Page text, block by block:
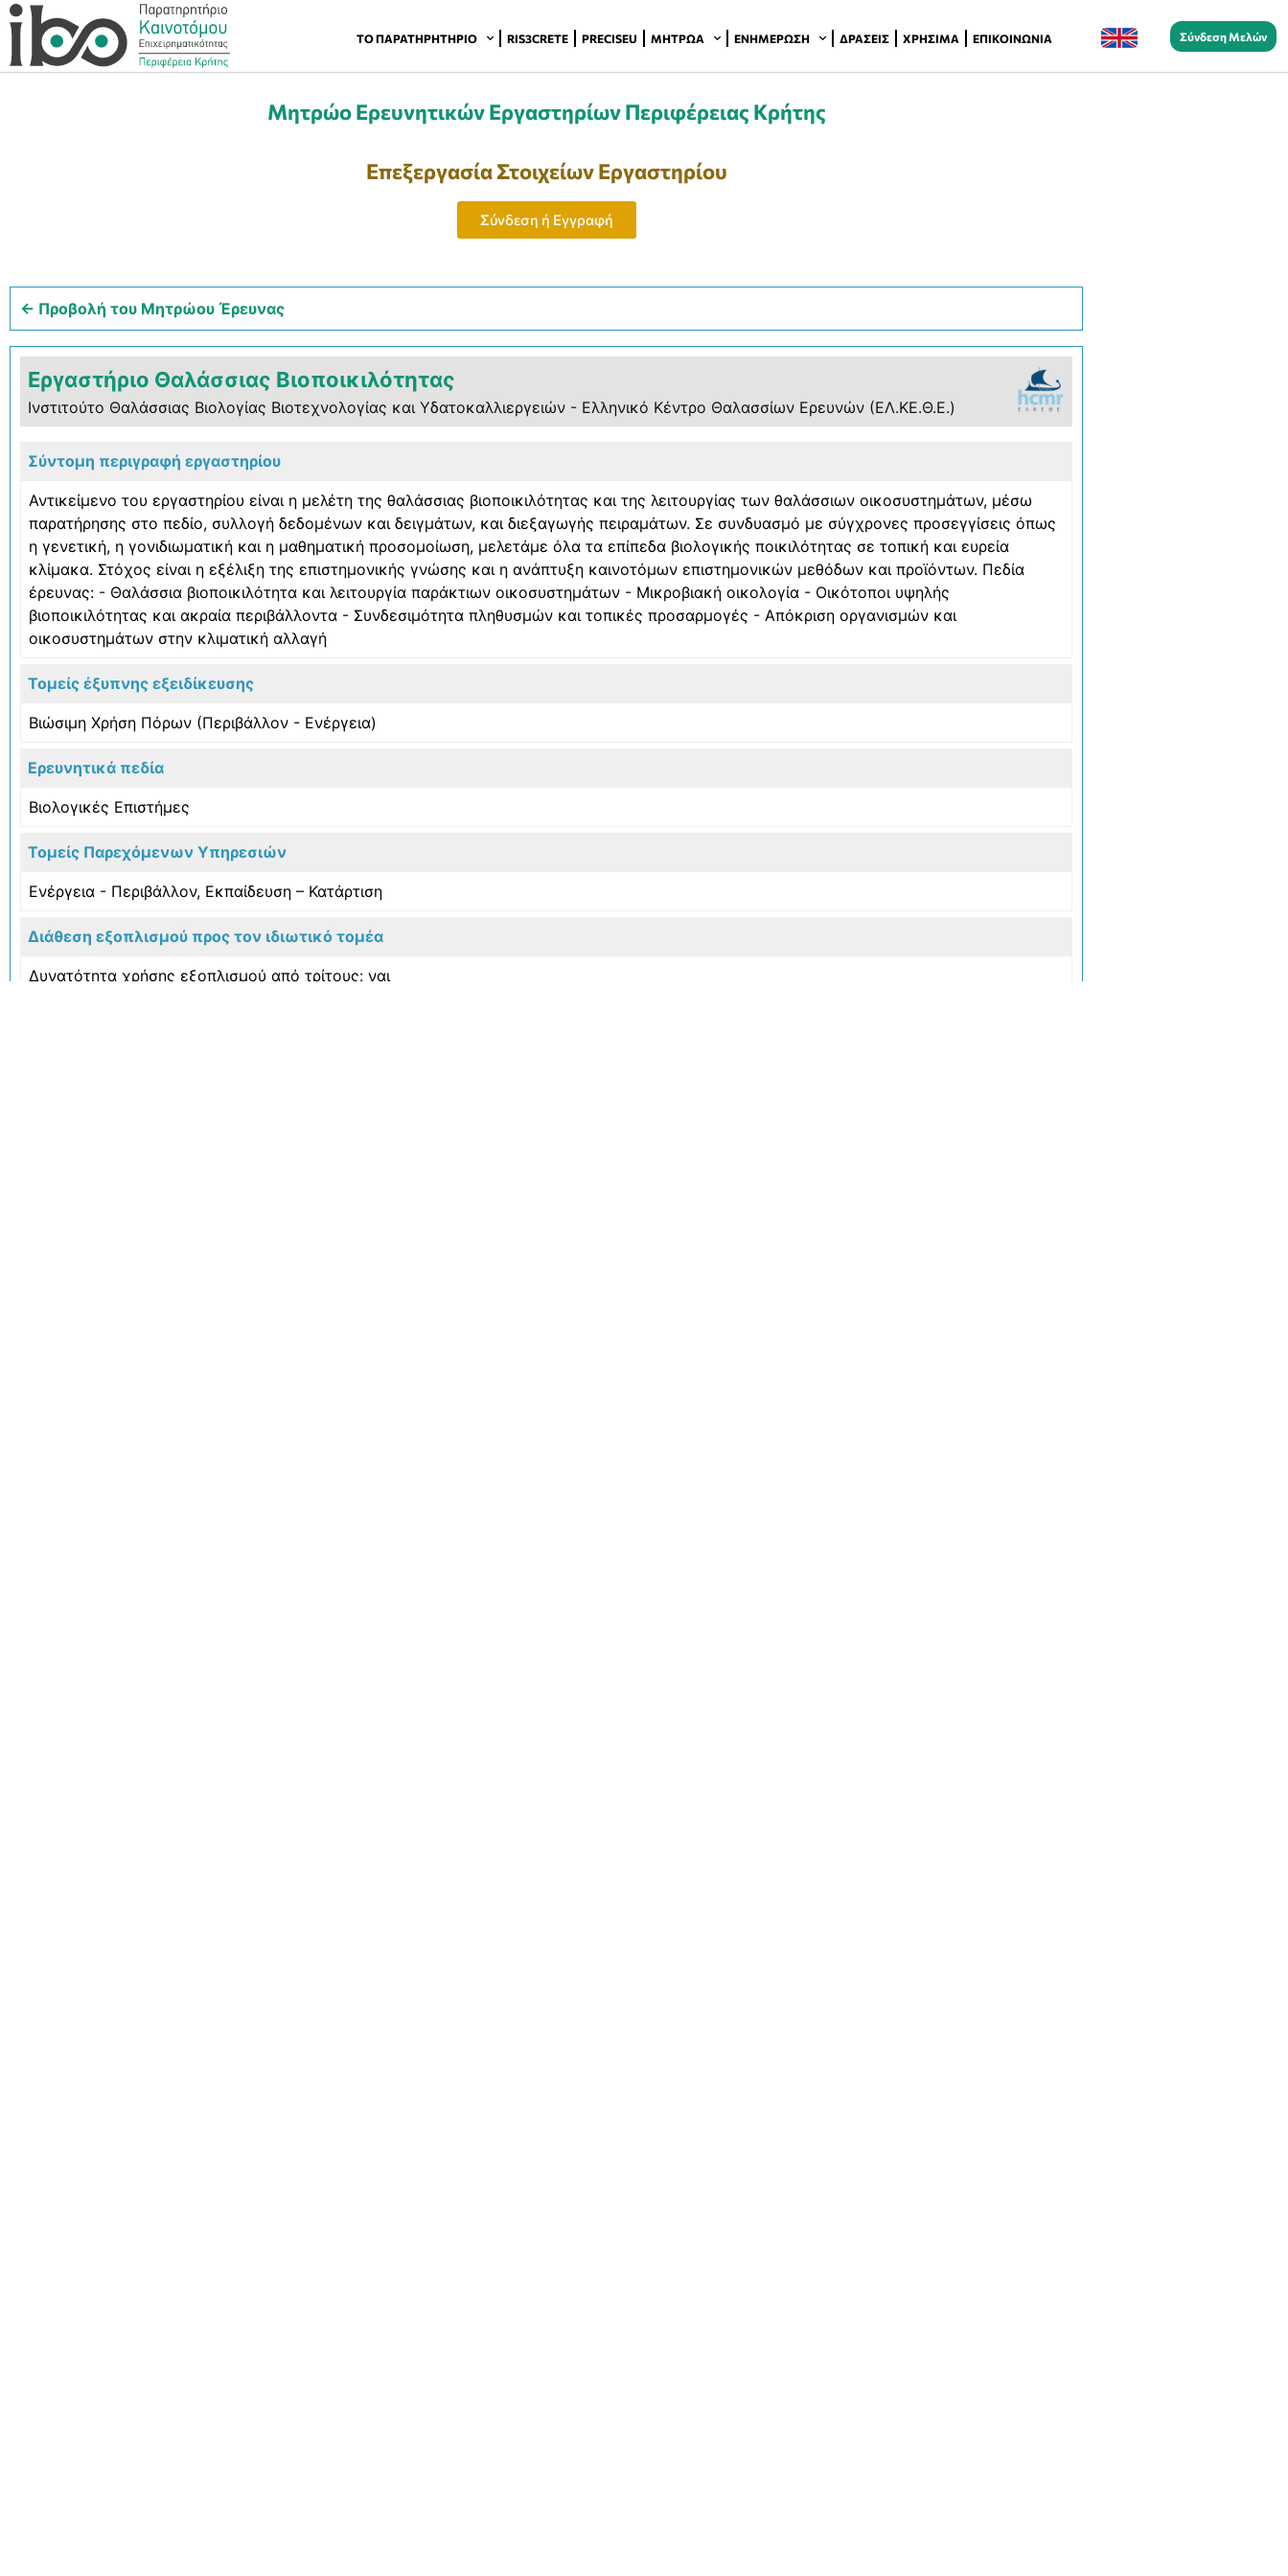
ΤΟ ΠΑΡΑΤΗΡΗΤΉΡΙΟ RIS3CRETE PRECISEU ΜΗΤΡΏΑ ΕΝΗΜΈΡΩΣΗ ΔΡΆΣΕΙΣ ΧΡΉΣΙΜΑ ΕΠΙΚΟΙΝΩΝΊΑ Σύνδεση Μελών
Μητρώο Ερευνητικών Εργαστηρίων Περιφέρειας Κρήτης
Επεξεργασία Στοιχείων Εργαστηρίου
Σύνδεση ή Εγγραφή
← Προβολή του Μητρώου Έρευνας
Εργαστήριο Θαλάσσιας Βιοποικιλότητας
Ινστιτούτο Θαλάσσιας Βιολογίας Βιοτεχνολογίας και Υδατοκαλλιεργειών - Ελληνικό Κέντρο Θαλασσίων Ερευνών (ΕΛ.ΚΕ.Θ.Ε.)
Σύντομη περιγραφή εργαστηρίου
Αντικείμενο του εργαστηρίου είναι η μελέτη της θαλάσσιας βιοποικιλότητας και της λειτουργίας των θαλάσσιων οικοσυστημάτων, μέσω
παρατήρησης στο πεδίο, συλλογή δεδομένων και δειγμάτων, και διεξαγωγής πειραμάτων. Σε συνδυασμό με σύγχρονες προσεγγίσεις όπως
η γενετική, η γονιδιωματική και η μαθηματική προσομοίωση, μελετάμε όλα τα επίπεδα βιολογικής ποικιλότητας σε τοπική και ευρεία
κλίμακα. Στόχος είναι η εξέλιξη της επιστημονικής γνώσης και η ανάπτυξη καινοτόμων επιστημονικών μεθόδων και προϊόντων. Πεδία
έρευνας: - Θαλάσσια βιοποικιλότητα και λειτουργία παράκτιων οικοσυστημάτων - Μικροβιακή οικολογία - Οικότοποι υψηλής
βιοποικιλότητας και ακραία περιβάλλοντα - Συνδεσιμότητα πληθυσμών και τοπικές προσαρμογές - Απόκριση οργανισμών και
οικοσυστημάτων στην κλιματική αλλαγή
Τομείς έξυπνης εξειδίκευσης
Βιώσιμη Χρήση Πόρων (Περιβάλλον - Ενέργεια)
Ερευνητικά πεδία
Βιολογικές Επιστήμες
Τομείς Παρεχόμενων Υπηρεσιών
Ενέργεια - Περιβάλλον, Εκπαίδευση – Κατάρτιση
Διάθεση εξοπλισμού προς τον ιδιωτικό τομέα
Δυνατότητα χρήσης εξοπλισμού από τρίτους: ναι